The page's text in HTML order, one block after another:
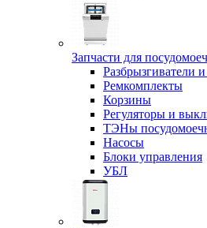
Запчасти для
Разбрызгиватели
Ремкомплекты
Корзины
Регуляторы и
ТЭНы
Насосы
Блоки управления
УБЛ